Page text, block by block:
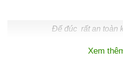
Đế đúc rất an toàn
Xem